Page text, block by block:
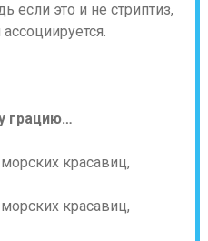
если это и не стриптиз,
грацию…